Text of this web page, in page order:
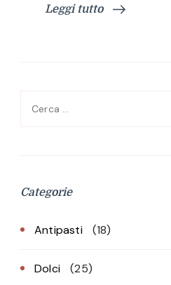
Leggi tutto
Ricerca
Categorie
Antipasti (18)
Dolci (25)